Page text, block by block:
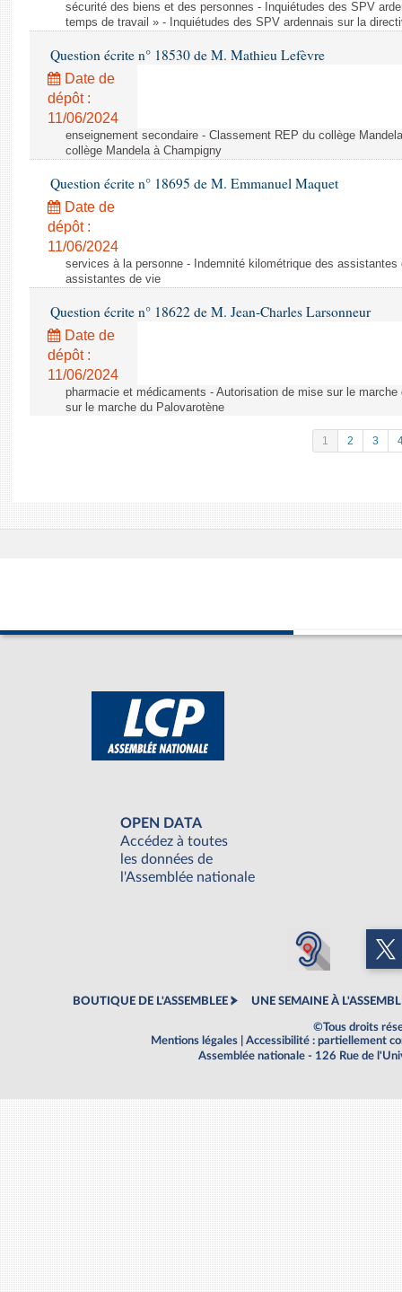
sécurité des biens et des personnes - Inquiétudes des SPV
temps de travail » - Inquiétudes des SPV ardennais sur la
Question écrite n° 18530 de M. Mathieu Lefèvre
Date de
dépôt :
11/06/2024
enseignement secondaire - Classement REP du collège
collège Mandela à Champigny
Question écrite n° 18695 de M. Emmanuel Maquet
Date de
dépôt :
11/06/2024
services à la personne - Indemnité kilométrique des
assistantes de vie
Question écrite n° 18622 de M. Jean-Charles Larsonneur
Date de
dépôt :
11/06/2024
pharmacie et médicaments - Autorisation de mise sur le
sur le marche du Palovarotène
1 2 3
OPEN DATA
Accédez à toutes
les données de
l'Assemblée nationale
BOUTIQUE DE L'ASSEMBLEE UNE SEMAINE À
©Tous droits
Mentions légales
Accessibilité : partiellement
Assemblée nationale - 126 Rue de